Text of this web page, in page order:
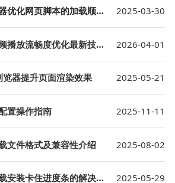
化网页脚本的加载顺序 2025-03-30
放流畅度优化最新技巧 2026-04-01
器提升页面渲染效果 2025-05-21
置操作指南 2025-11-11
文件格式及兼容性介绍 2025-08-02
装卡住进度条的解决方法 2025-05-29